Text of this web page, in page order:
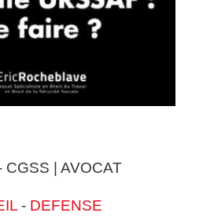
CGSS | AVOCAT
- DEFENSE